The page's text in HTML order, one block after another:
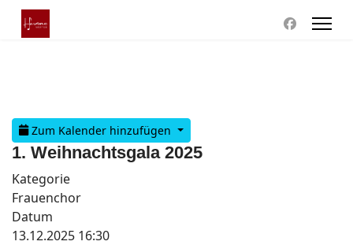
Zum Kalender hinzufügen
1. Weihnachtsgala 2025
Kategorie
Frauenchor
Datum
13.12.2025 16:30